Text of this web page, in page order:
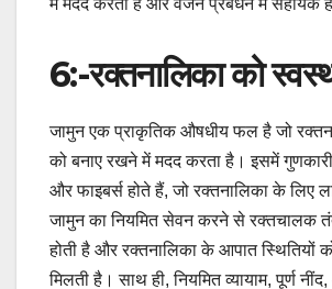
6:-रक्तनालिका को
जामुन एक प्राकृतिक औषधीय फल है जो
को बनाए रखने में मदद करता है। इसमें गुणकारी
और फाइबर्स होते हैं, जो रक्तनालिका के लिए
जामुन का नियमित सेवन करने से रक्तचालक
होती है और रक्तनालिका के आपात स्थितियों
मिलती है। साथ ही, नियमित व्यायाम, पूर्ण